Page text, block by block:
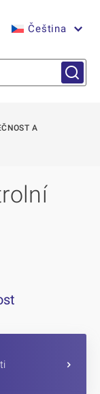
Čeština
A